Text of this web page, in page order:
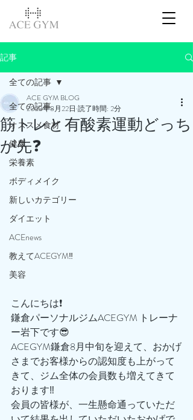
記事
全ての記事
オススメ食材
健康
栄養素
ボディメイク
新しいカテゴリー
ダイエット
ACEnews
教えてACEGYM‼️
美容
全ての記事
筋トレと有酸素運動どっち
が先❓
ACE GYM BLOG
2023年8月22日 読了時間: 2分
こんにちは❗️
鎌倉パーソナルジムACEGYM トレーナ
ー岩下です😎
ACEGYM鎌倉8月中旬を迎えて、おかげ
さまでお客様からの認知度も上がって
きて、ジム全体の会員数も増えてきて
おります‼️
会員の皆様が、一生懸命通っていただ